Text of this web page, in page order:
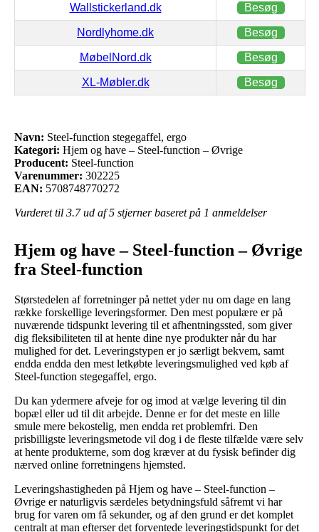
Wallstickerland.dk Besøg
Nordlyhome.dk Besøg
MøbelNord.dk Besøg
XL-Møbler.dk Besøg
Navn: Steel-function stegegaffel, ergo
Kategori: Hjem og have – Steel-function – Øvrige
Producent: Steel-function
Varenummer: 302225
EAN: 5708748770272
Vurderet til 3.7ud af 5 stjerner baseret på 1 anmeldelser
Hjem og have – Steel-function – Øvrige
fra Steel-function
Størstedelen af forretninger på nettet yder nu om dage en lang
række forskellige leveringsformer. Den mest populære er på
nuværende tidspunkt levering til et afhentningssted, som giver
dig fleksibiliteten til at hente dine nye produkter når du har
mulighed for det. Leveringstypen er jo særligt bekvem, samt
endda endda den mest letkøbte leveringsmulighed ved køb af
Steel-function stegegaffel, ergo.
Du kan ydermere afveje for og imod at vælge levering til din
bopæl eller ud til dit arbejde. Denne er for det meste en lille
smule mere bekostelig, men endda ret problemfri. Den
prisbilligste leveringsmetode vil dog i de fleste tilfælde være selv
at hente produkterne, som dog kræver at du fysisk befinder dig
nærved online forretningens hjemsted.
Leveringshastigheden på Hjem og have – Steel-function –
Øvrige er naturligvis særdeles betydningsfuld såfremt vi har
brug for varen om få sekunder, og af den grund er det komplet
centralt at man efterser det forventede leveringstidspunkt for det